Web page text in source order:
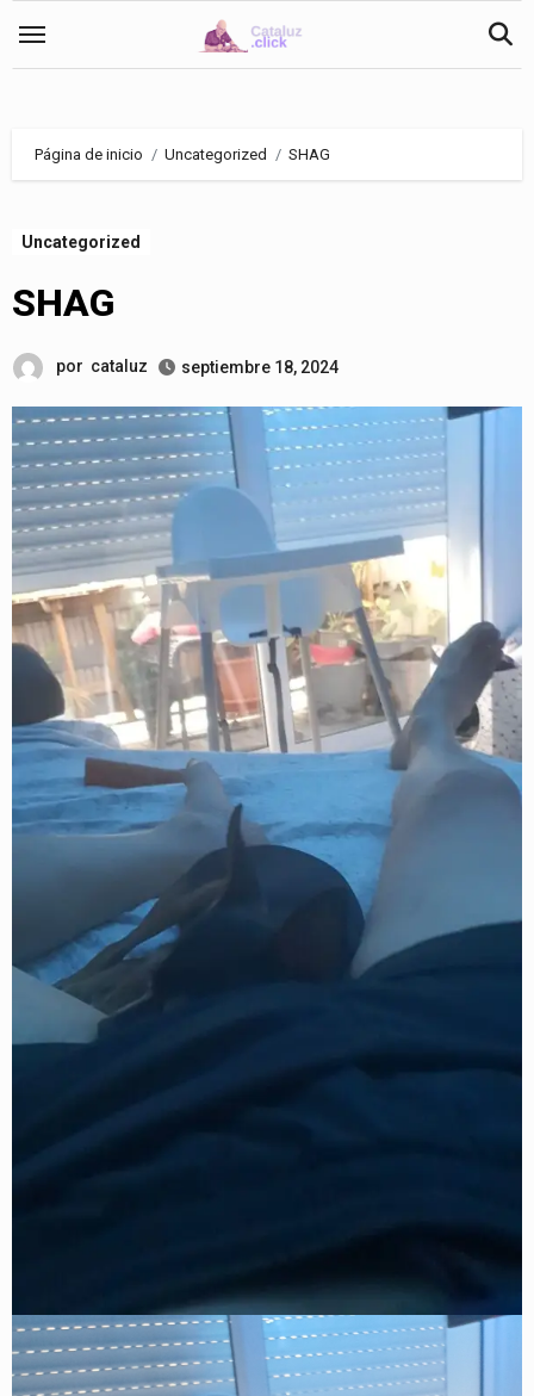
Página de inicio Uncategorized SHAG
Uncategorized
SHAG
por cataluz septiembre 18, 2024